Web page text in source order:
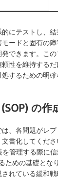
にテストし、
ードと固有の
できます。こ
性を維持する
するための明
の作
、各問題がレ
書化してくだ
を管理する際に
ための基礎とな
されている緩和